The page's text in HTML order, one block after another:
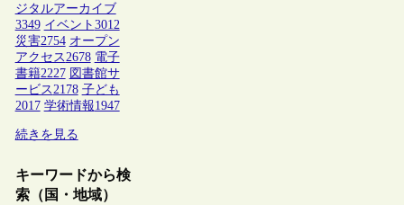
ジタルアーカイブ
3349 イベント 3012
災害2754 オープン
アクセス 2678 電子
書籍2227 図書館サ
ービス 2178 子ども
2017 学術情報1947
続きを見る
キーワードから検
索（国・地域）